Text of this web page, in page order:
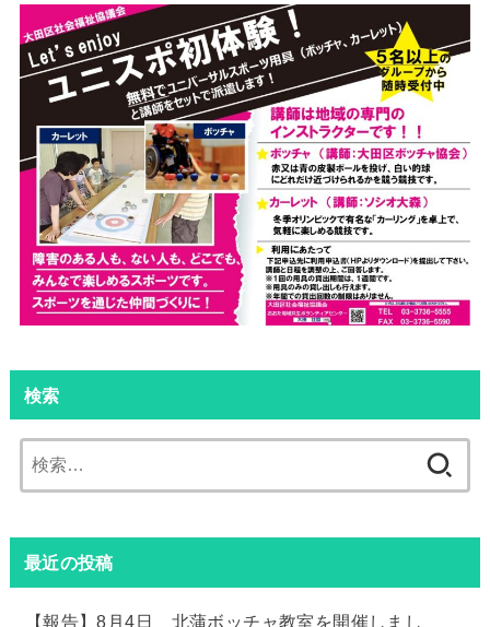
検索
索:
最近の投稿
【報告】8月4日 北蒲ボッチャ教室を開催しまし